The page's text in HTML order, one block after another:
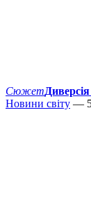
Сюжет
Новини світу — 5